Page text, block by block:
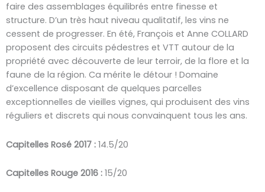
faire des assemblages équilibrés entre finesse et
structure. D’un très haut niveau qualitatif, les vins ne
cessent de progresser. En été, François et Anne COLLARD
proposent des circuits pédestres et VTT autour de la
propriété avec découverte de leur terroir, de la flore et la
faune de la région. Ca mérite le détour ! Domaine
d’excellence disposant de quelques parcelles
exceptionnelles de vieilles vignes, qui produisent des vins
réguliers et discrets qui nous convainquent tous les ans.
Capitelles Rosé 2017 : 14.5/20
Capitelles Rouge 2016 : 15/20